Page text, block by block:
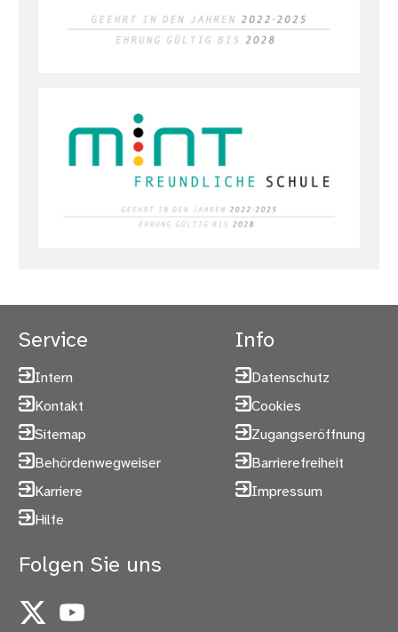
Service
Intern
Kontakt
Sitemap
Behördenwegweiser
Karriere
Hilfe
Info
Datenschutz
Cookies
Zugangseröffnung
Barrierefreiheit
Impressum
Folgen Sie uns
X YouTube